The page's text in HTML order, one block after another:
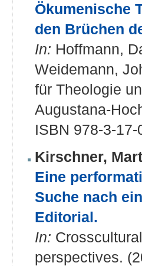
Ökumenische
den Brüchen
In: Hoffmann,
Weidemann,
für Theologie
Augustana-
ISBN 978-3-
Kirschner,
Eine
Suche nach
Editorial.
In:
perspectives.